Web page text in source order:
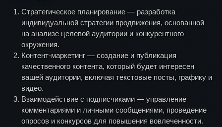
Стратегическое планирование — разработка
индивидуальной стратегии продвижения, основанной
на анализе целевой аудитории и конкурентного
окружения.
Контент-маркетинг — создание и публикация
качественного контента, который будет интересен
вашей аудитории, включая текстовые посты, графику и
видео.
Взаимодействие с подписчиками — управление
комментариями и личными сообщениями, проведение
опросов и конкурсов для повышения вовлеченности.